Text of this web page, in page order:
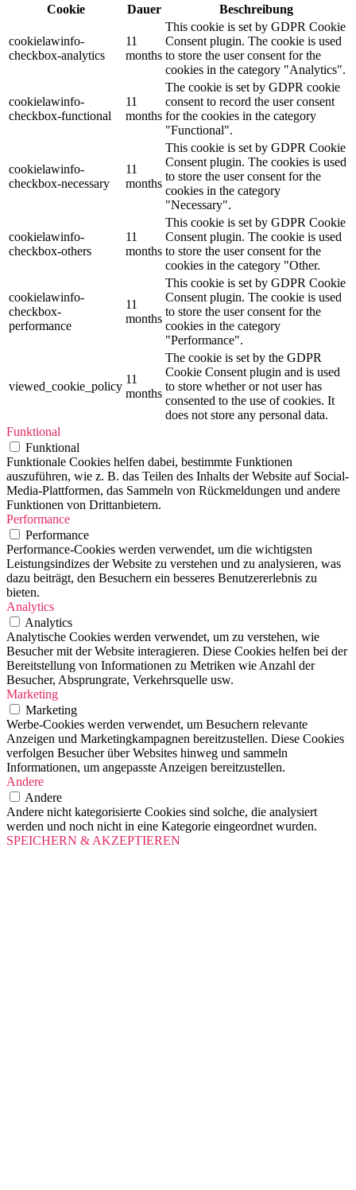
Cookie
Dauer Beschreibung
cookielawinfo-
checkbox-analytics
11
months
This cookie is set by GDPR Cookie
Consent plugin. The cookie is used
to store the user consent for the
cookies in the category "Analytics".
cookielawinfo-
checkbox-functional
11
months
The cookie is set by GDPR cookie
consent to record the user consent
for the cookies in the category
"Functional".
cookielawinfo-
checkbox-necessary
11
months
This cookie is set by GDPR Cookie
Consent plugin. The cookies is used
to store the user consent for the
cookies in the category
"Necessary".
cookielawinfo-
checkbox-others
11
months
This cookie is set by GDPR Cookie
Consent plugin. The cookie is used
to store the user consent for the
cookies in the category "Other.
cookielawinfo-
checkbox-
performance
11
months
This cookie is set by GDPR Cookie
Consent plugin. The cookie is used
to store the user consent for the
cookies in the category
"Performance".
viewed_cookie_policy
11
months
The cookie is set by the GDPR
Cookie Consent plugin and is used
to store whether or not user has
consented to the use of cookies. It
does not store any personal data.
Funktional
Funktional
Funktionale Cookies helfen dabei, bestimmte Funktionen
auszuführen, wie z. B. das Teilen des Inhalts der Website auf Social-
Media-Plattformen, das Sammeln von Rückmeldungen und andere
Funktionen von Drittanbietern.
Performance
Performance
Performance-Cookies werden verwendet, um die wichtigsten
Leistungsindizes der Website zu verstehen und zu analysieren, was
dazu beiträgt, den Besuchern ein besseres Benutzererlebnis zu
bieten.
Analytics
Analytics
Analytische Cookies werden verwendet, um zu verstehen, wie
Besucher mit der Website interagieren. Diese Cookies helfen bei der
Bereitstellung von Informationen zu Metriken wie Anzahl der
Besucher, Absprungrate, Verkehrsquelle usw.
Marketing
Marketing
Werbe-Cookies werden verwendet, um Besuchern relevante
Anzeigen und Marketingkampagnen bereitzustellen. Diese Cookies
verfolgen Besucher über Websites hinweg und sammeln
Informationen, um angepasste Anzeigen bereitzustellen.
Andere
Andere
Andere nicht kategorisierte Cookies sind solche, die analysiert
werden und noch nicht in eine Kategorie eingeordnet wurden.
SPEICHERN & AKZEPTIEREN